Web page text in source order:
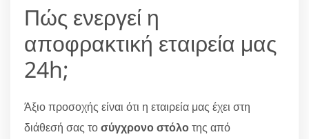
Πώς ενεργεί η
αποφρακτική εταιρεία μας
24h;
Άξιο προσοχής είναι ότι η εταιρεία μας έχει στη
διάθεσή σας τοσύγχρονο στόλοτης από